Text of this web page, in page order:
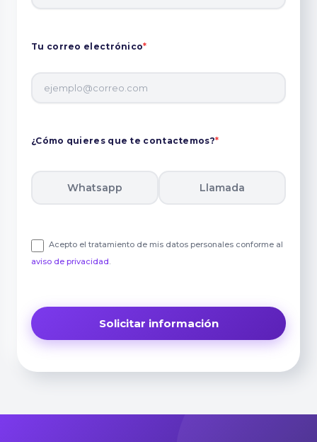
Tu correo electrónico*
¿Cómo quieres que te contactemos?*
Whatsapp Llamada
Acepto el tratamiento de mis datos personales conforme al
aviso de privacidad.